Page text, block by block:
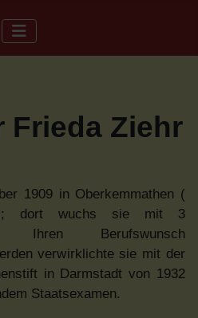
Frieda Ziehr
1909 in Oberkemmathen (
dort wuchs sie mit 3
Ihren Berufswunsch
verwirklichte sie mit der
in Darmstadt von 1932
Staatsexamen.